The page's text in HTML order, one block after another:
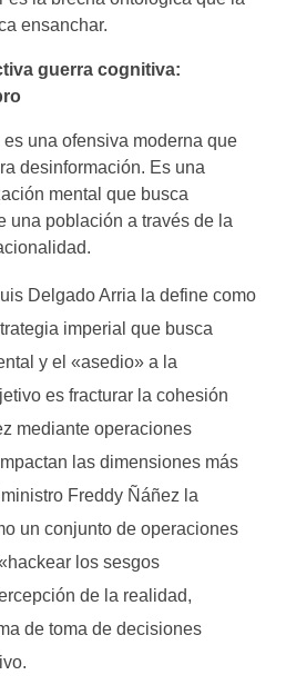
ensanchar.
guerra cognitiva:
es una ofensiva moderna que
desinformación. Es una
mental que busca
una población a través de la
Delgado Arria la define como
imperial que busca
y el «asedio» a la
es fracturar la cohesión
mediante operaciones
las dimensiones más
Freddy Ñáñez la
un conjunto de operaciones
los sesgos
de la realidad,
de toma de decisiones